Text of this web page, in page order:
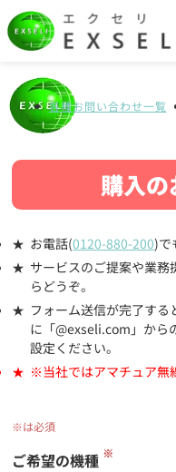
各種お問い合わせ一覧
購入
お電話(0120-880-200)で
サービスのご提案や業務
らどうぞ。
フォーム送信が完了す
に「@exseli.com」から
設定ください。
※当社ではアマチュア無
※は必須
ご希望の機種 ※